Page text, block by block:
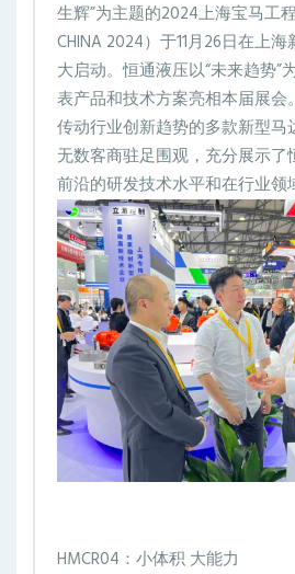
生辉”为主题的2024上海宝马工
CHINA 2024）于11月26日在上
大启动。恒通液压以“未来趋势”
表产品和技术方案亮相本届展会
传动行业创新趋势的多款新型马
无数客商驻足围观，充分展示了
前沿的研发技术水平和在行业领
HMCR04：小体积 大能力